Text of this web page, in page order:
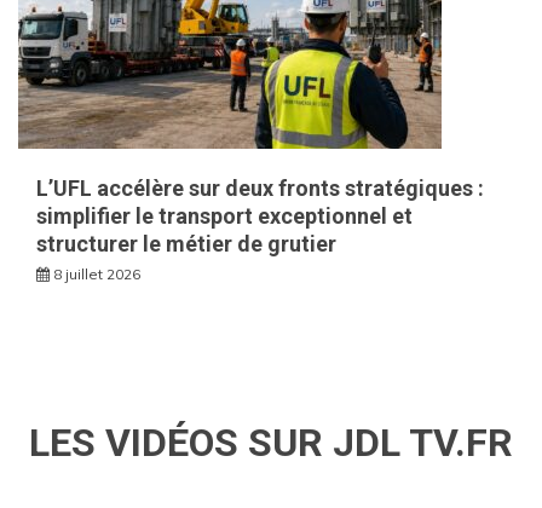
L’UFL accélère sur deux fronts stratégiques :
simplifier le transport exceptionnel et
structurer le métier de grutier
8 juillet 2026
LES VIDÉOS SUR JDL TV.FR